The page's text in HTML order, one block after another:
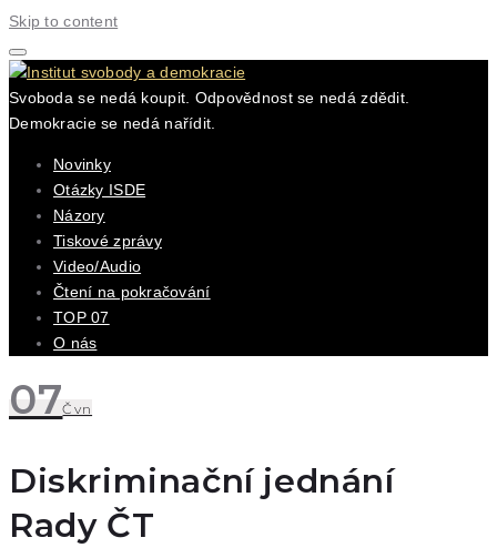
Skip to content
Svoboda se nedá koupit. Odpovědnost se nedá zdědit.
Demokracie se nedá nařídit.
Novinky
Otázky ISDE
Názory
Tiskové zprávy
Video/Audio
Čtení na pokračování
TOP 07
O nás
07Čvn
Diskriminační jednání
Rady ČT